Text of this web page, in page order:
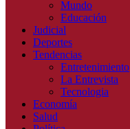
Mundo
Educación
Judicial
Deportes
Tendencias
Entretenimiento
La Entrevista
Tecnologia
Economía
Salud